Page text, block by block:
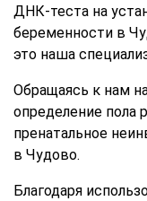
ДНК-теста на
беременности в
это наша
Обращаясь к нам
определение пола
пренатальное
в Чудово.
Благодаря